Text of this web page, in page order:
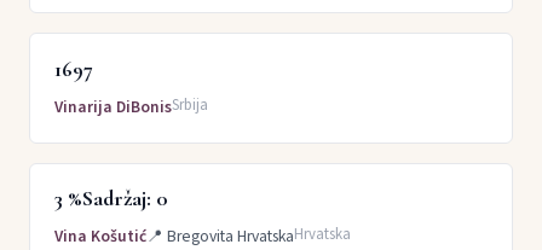
1697
Vinarija DiBonisSrbija
3 %Sadržaj: 0
Vina Košutić📍 Bregovita HrvatskaHrvatska